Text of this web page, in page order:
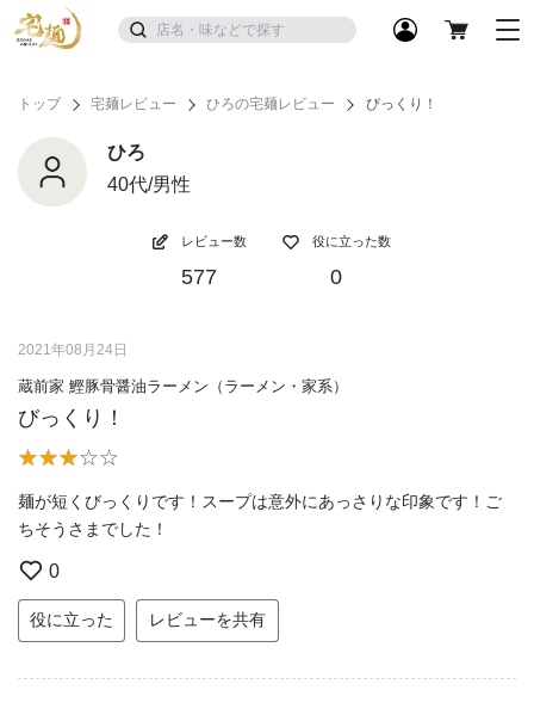
トップ 宅麺レビュー ひろの宅麺レビュー びっくり！
ひろ
40代/男性
レビュー数
577
役に立った数
0
2021年08月24日
蔵前家 鰹豚骨醤油ラーメン（ラーメン・家系）
びっくり！
麺が短くびっくりです！スープは意外にあっさりな印象です！ご
ちそうさまでした！
0
役に立った レビューを共有